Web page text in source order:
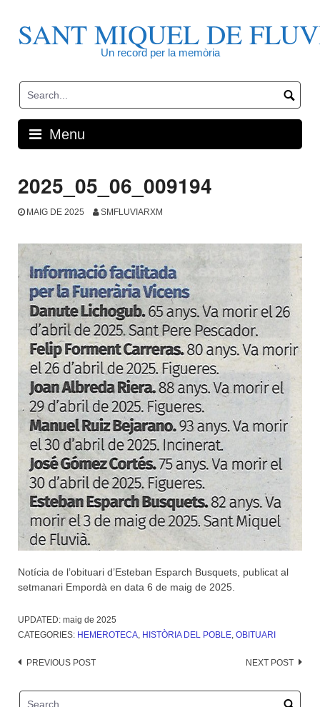
contentSANT MIQUEL DE
Un record per la memòria
Menu
2025_05_06_009194
MAIG DE 2025 SMFLUVIARXM
Notícia de l’obituari d’Esteban Esparch Busquets, publicat al
setmanari Empordà en data 6 de maig de 2025.
UPDATED: maig de 2025
CATEGORIES: HEMEROTECA HISTÒRIA DEL POBLE OBITUARI
Post
PREVIOUS POST NEXT POST